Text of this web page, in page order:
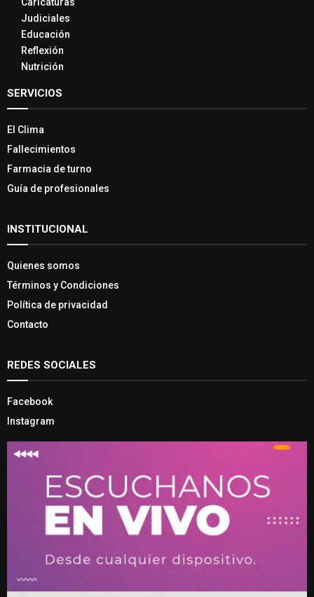
Judiciales
Educación
Reflexión
Nutrición
SERVICIOS
El Clima
Fallecimientos
Farmacia de turno
Guía de profesionales
INSTITUCIONAL
Quienes somos
Términos y Condiciones
Política de privacidad
Contacto
REDES SOCIALES
Facebook
Instagram